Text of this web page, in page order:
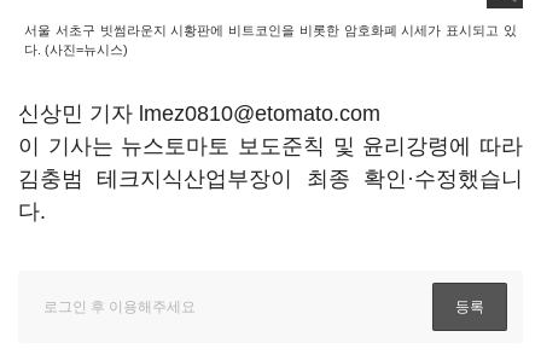
서울 서초구 빗썸라운지 시황판에 비트코인을 비롯한 암호화폐 시세가 표시되고 있
다. (사진=뉴시스)
신상민 기자 lmez0810@etomato.com
이 기사는 뉴스토마토 보도준칙 및 윤리강령에 따라
김충범 테크지식산업부장이 최종 확인·수정했습니
다.